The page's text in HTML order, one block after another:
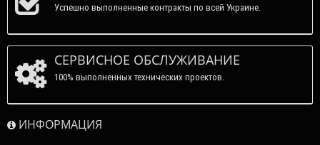
Успешно выполненные контракты по всей Украине.
СЕРВИСНОЕ ОБСЛУЖИВАНИЕ
100% выполненных технических проектов.
ИНФОРМАЦИЯ